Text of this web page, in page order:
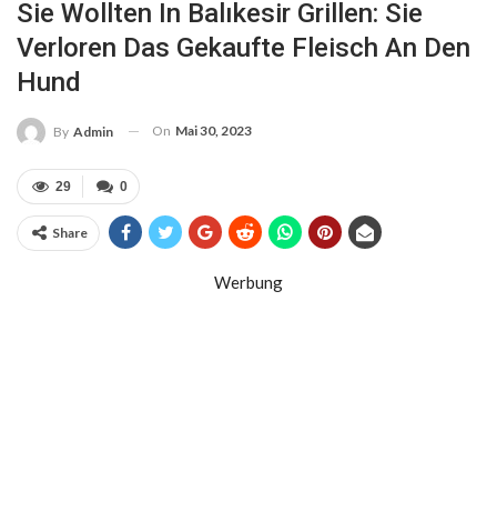
Sie Wollten In Balıkesir Grillen: Sie
Verloren Das Gekaufte Fleisch An Den
Hund
By Admin On Mai 30, 2023
0
29
Share
Werbung